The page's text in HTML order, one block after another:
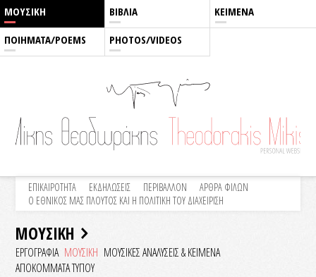
ΜΟΥΣΙΚΗ ΒΙΒΛΙΑ ΚΕΙΜΕΝΑ
ΠΟΙΗΜΑΤΑ/POEMS PHOTOS/VIDEOS
ΕΠΙΚΑΙΡΟΤΗΤΑ ΕΚΔΗΛΩΣΕΙΣ ΠΕΡΙΒΑΛΛΟΝ
ΑΡΘΡΑ ΦΙΛΩΝ
Ο ΕΘΝΙΚΟΣ ΜΑΣ ΠΛΟΥΤΟΣ ΚΑΙ Η ΠΟΛΙΤΙΚΗ ΤΟΥ ΔΙΑΧΕΙΡΙΣΗ
ΜΟΥΣΙΚΗ
ΕΡΓΟΓΡΑΦΙΑ ΜΟΥΣΙΚΗ ΜΟΥΣΙΚΕΣ ΑΝΑΛΥΣΕΙΣ & KEIMENA
ΑΠΟΚΟΜΜΑΤΑ ΤΥΠΟΥ